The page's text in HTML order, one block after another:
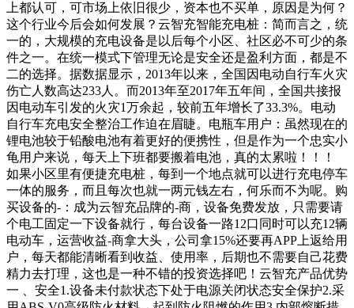
上都认可，可市场上依旧很少，资本也不买单，原因是为何？
这个行业今后会如何发展？云智充智能充电桩：简而言之，统
一的，大规模的充电设备是以后每个小区、社区必不可少的条
件之一。在统一模式下管理无论是安全还是盈利方面，都是不
二的选择。据数据显示，2013年以来，全国因电动自行车火灾
伤亡人数高达233人。而2013年至2017年五年间，全国共接报
因电动车引发的火灾1万余起，较前五年增长了33.3%。电动
自行车充电安全整治工作迫在眉睫。电瓶车用户：虽然现在的
锂电池较于铅酸电池有着更好的便携性，但是作为一个忠实小
龟用户来说，每天上下班都要搬着电池，真的太累啦！！！
如果小区里有便捷充电桩，每到一个地点就可以进行充电停车
一体的服务，而且每次也就一两元钱左右，何乐而不为呢。购
买设备的-：成为云智充品牌的-商，设备免费发放，只需要请
个电工固定一下设备就行，每台设备一路12口同时可以充12辆
电动车，运营收益-商拿大头，公司拿15%还要再APP上返给用
户，每天都能清晰看到收益、使用率，后期也不需要自己花费
精力去打理，这也是一种不错的投资选择吧！云智充产品优势
一 、安全1.设备未付款状态下处于电源关闭状态安全保护2.采